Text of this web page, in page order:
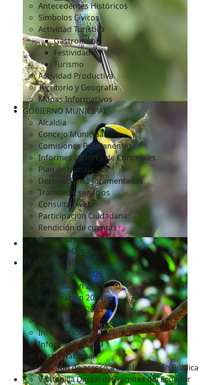
Antecedentes Históricos
Simbolos Cívicos
Actividad Turística
Gastronomía
Festividades
Turismo
Actividad Productiva
Territorio y Geografía
Mapas Informativos
GOBIERNO MUNICIPAL
Alcaldia
Concejo Municipal
Comisiones Permanentes
Informes Labores de Concejales
Plan de trabajo
Declaraciones Juramentadas
Tramites y servicios
Consultas web
Participación Ciudadana
Rendición de cuentas
Convenios
Estatuto Orgánico
TRANSPARENCIA
Informacion 2026
Informacion 2025
Informacion 2024
Información 2023
Información 2022
Información 2021
Información 2020
Portal Nacional
Solicitud de acceso a la Información Pública
Ventanilla Digital de Trámites del Ecuador